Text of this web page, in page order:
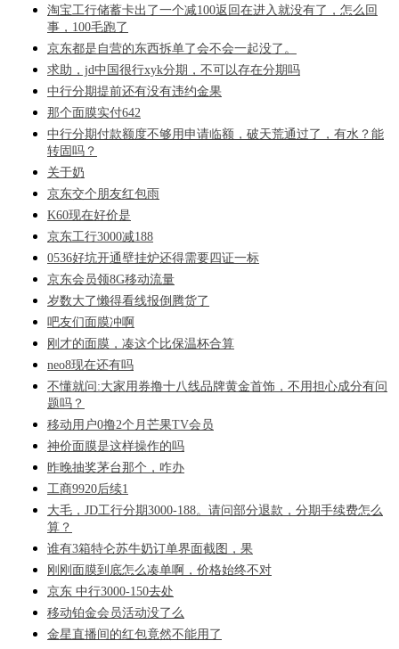
淘宝工行储蓄卡出了一个减100返回在进入就没有了，怎么回
事，100毛跑了
京东都是自营的东西拆单了会不会一起没了。
求助，jd中国很行xyk分期，不可以存在分期吗
中行分期提前还有没有违约金果
那个面膜实付642
中行分期付款额度不够用申请临额，破天荒通过了，有水？能
转固吗？
关于奶
京东交个朋友红包雨
K60现在好价是
京东工行3000减188
0536好坑开通壁挂炉还得需要四证一标
京东会员领8G移动流量
岁数大了懒得看线报倒腾货了
吧友们面膜冲啊
刚才的面膜，凑这个比保温杯合算
neo8现在还有吗
不懂就问:大家用券撸十八线品牌黄金首饰，不用担心成分有问
题吗？
移动用户0撸2个月芒果TV会员
神价面膜是这样操作的吗
昨晚抽奖茅台那个，咋办
工商9920后续1
大毛，JD工行分期3000-188。请问部分退款，分期手续费怎么
算？
谁有3箱特仑苏牛奶订单界面截图，果
刚刚面膜到底怎么凑单啊，价格始终不对
京东 中行3000-150去处
移动铂金会员活动没了么
金星直播间的红包竟然不能用了